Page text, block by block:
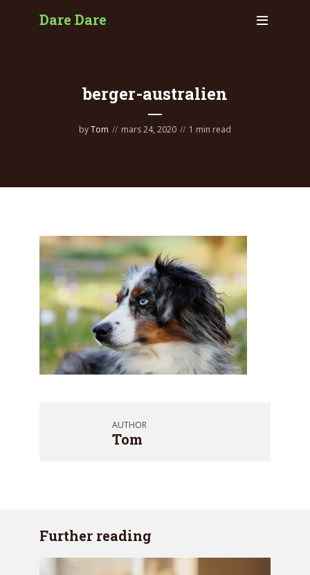
Dare Dare
berger-australien
byTom mars 24, 2020 1 min read
AUTHOR
Tom
Further reading